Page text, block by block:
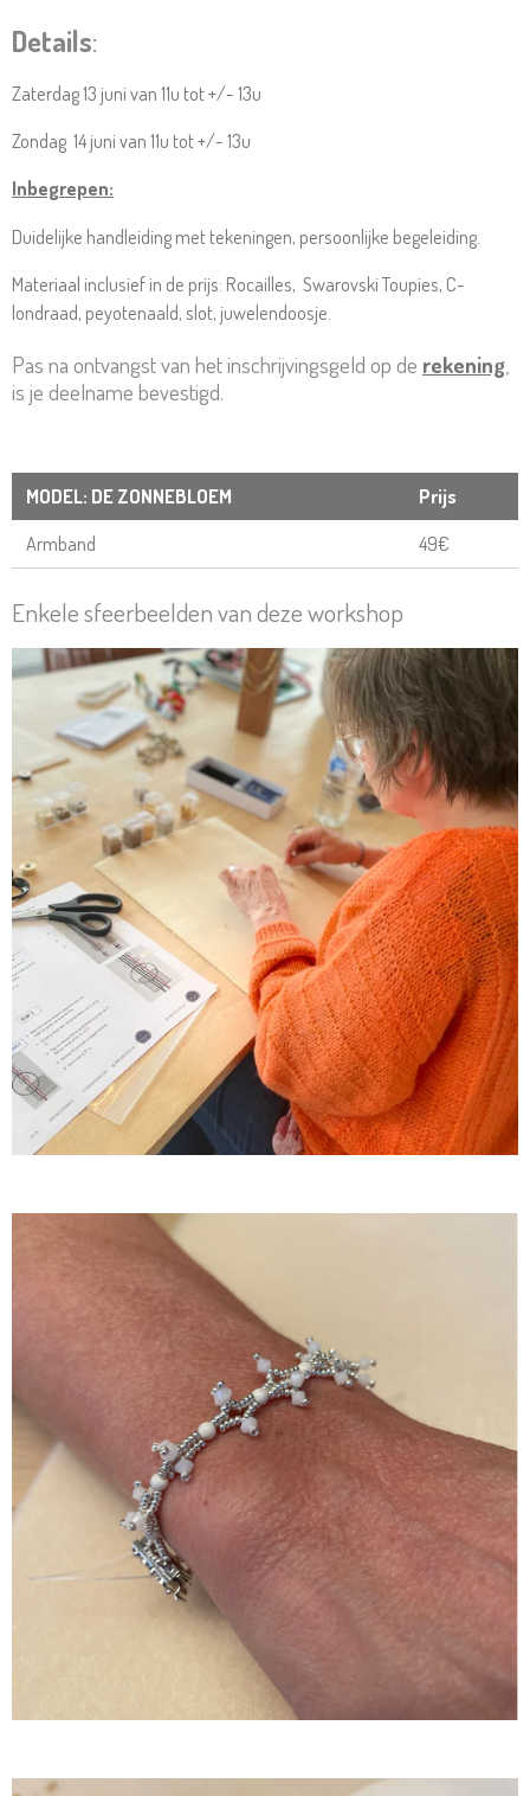
Details:
Zaterdag 13 juni van 11u tot +/- 13u
Zondag 14 juni van 11u tot +/- 13u
Inbegrepen:
Duidelijke handleiding met tekeningen, persoonlijke begeleiding.
Materiaal inclusief in de prijs: Rocailles, Swarovski Toupies, C-
londraad, peyotenaald, slot, juwelendoosje.
Pas na ontvangst van het inschrijvingsgeld op de rekening
is je deelname bevestigd.
MODEL: DE ZONNEBLOEM
Prijs
Armband
49€
Enkele sfeerbeelden van deze workshop